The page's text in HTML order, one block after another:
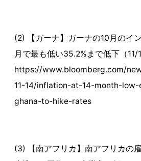
(2) 【ガーナ】ガーナの10月のイ
月で最も低い35.2%まで低下（11/
https://www.bloomberg.com/
11-14/inflation-at-14-month-
ghana-to-hike-rates
(3) 【南アフリカ】南アフリカの